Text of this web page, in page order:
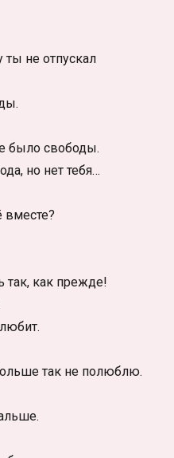
не отпускал
было свободы.
но нет тебя…
вместе?
так, как прежде!
так не полюблю.